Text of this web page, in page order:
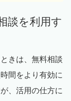
談を利用す
きは、無料相談
間をより有効に
、活用の仕方に